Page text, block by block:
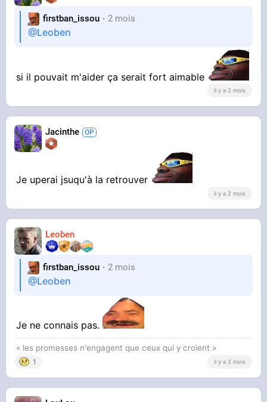
firstban_issou 2 mois
@Leoben
si il pouvait m'aider ça serait fort aimable
il y a 2 mois
Jacinthe
Je uperai jsuqu'à la retrouver
il y a 2 mois
Leoben
firstban_issou 2 mois
@Leoben
Je ne connais pas.
« les promesses n'engagent que ceux qui y croient »
1 il y a 2 mois